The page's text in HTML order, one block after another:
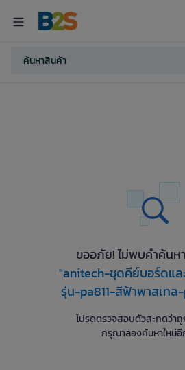
ขออภัย! ไม่พบคำค้น
"anitech-ชุดคีย์บอร์ดแล
รุ่น-pa811-สีฟ้าพาสเทล
โปรดตรวจสอบตัวสะกดว่า
กรุณาลองค้นหาใหม่